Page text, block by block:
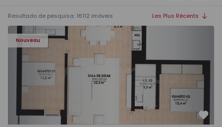
Resultado de pesquisa: 16112 imóveis Les Plus Récents
Nouveau
Appartement T2 com Piscine Lisboa, Lumiar - 1576121 - 1